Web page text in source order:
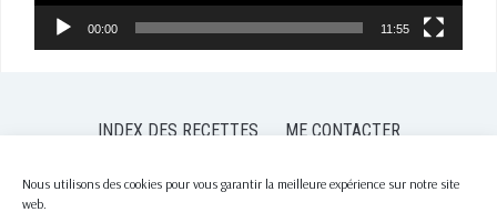
Nous utilisons des cookies pour vous garantir la meilleure expérience sur notre site
web.
00:00 11:55
INDEX DES RECETTES
ME CONTACTER